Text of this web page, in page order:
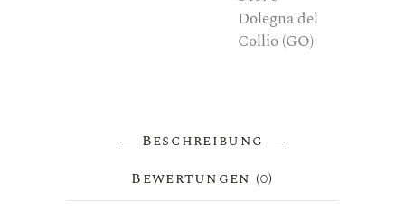
Dolegna del
Collio (GO)
Beschreibung
Bewertungen (0)